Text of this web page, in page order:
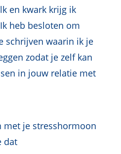
en kwark krijg ik
heb besloten om
schrijven waarin ik je
zodat je zelf kan
in jouw relatie met